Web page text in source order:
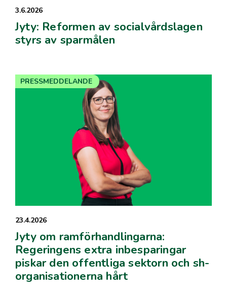
3.6.2026
Jyty: Reformen av socialvårdslagen
styrs av sparmålen
23.4.2026
Jyty om ramförhandlingarna:
Regeringens extra inbesparingar
piskar den offentliga sektorn och sh-
organisationerna hårt
PRESSMEDDELANDE